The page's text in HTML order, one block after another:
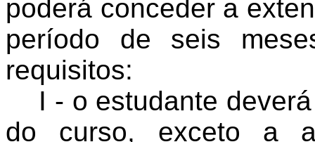
poderá conceder a
período de seis
requisitos:
I - o estudante
do curso, exceto a